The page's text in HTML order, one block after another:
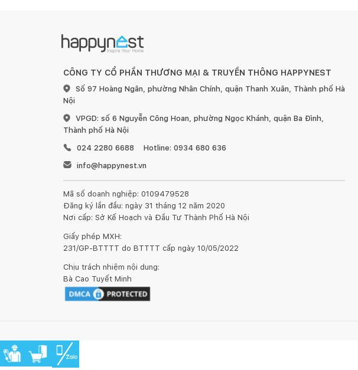
CÔNG TY CỔ PHẦN THƯƠNG MẠI & TRUYỀN THÔNG HAPPYNEST
Số 97 Hoàng Ngân, phường Nhân Chính, quận Thanh Xuân, Thành phố Hà
Nội
VPGD: số 6 Nguyễn Công Hoan, phường Ngọc Khánh, quận Ba Đình,
Thành phố Hà Nội
024 2280 6688
Hotline: 0934 680 636
info@happynest.vn
Mã số doanh nghiệp: 0109479528
Đăng ký lần đầu: ngày 31 tháng 12 năm 2020
Nơi cấp: Sở Kế Hoạch và Đầu Tư Thành Phố Hà Nội
Giấy phép MXH:
231/GP-BTTTT do BTTTT cấp ngày 10/05/2022
Chịu trách nhiệm nội dung:
Bà Cao Tuyết Minh